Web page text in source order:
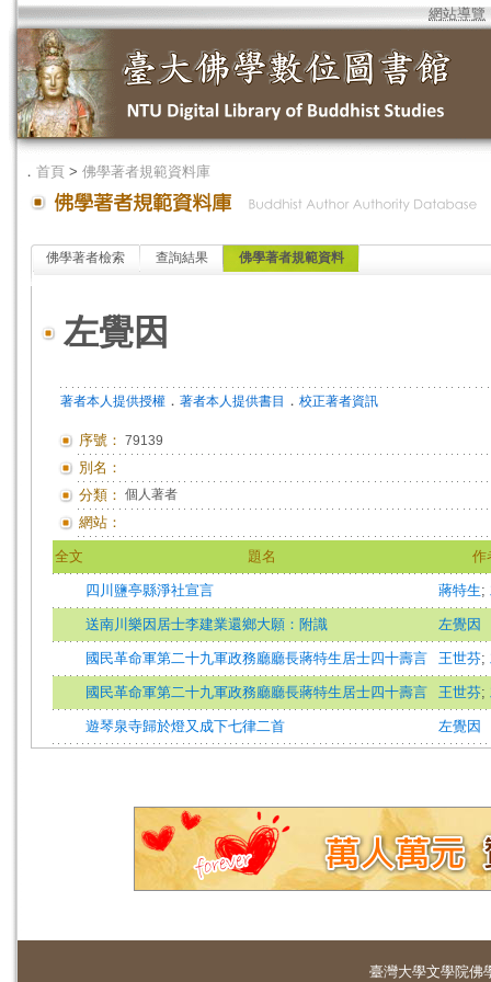
網站導覽
． 首頁 > 佛學著者規範資料庫
佛學著者檢索 查詢結果 佛學著者規範資料
左覺因
著者本人提供授權 ． 著者本人提供書目 ． 校正著者資訊
序號： 79139
別名：
分類： 個人著者
網站：
全文 題名 作
四川鹽亭縣淨社宣言 蔣特生;
送南川樂因居士李建業還鄉大願：附識 左覺因
國民革命軍第二十九軍政務廳廳長蔣特生居士四十壽言 王世芬;
國民革命軍第二十九軍政務廳廳長蔣特生居士四十壽言 王世芬;
遊琴泉寺歸於燈又成下七律二首 左覺因
臺灣大學文學院佛